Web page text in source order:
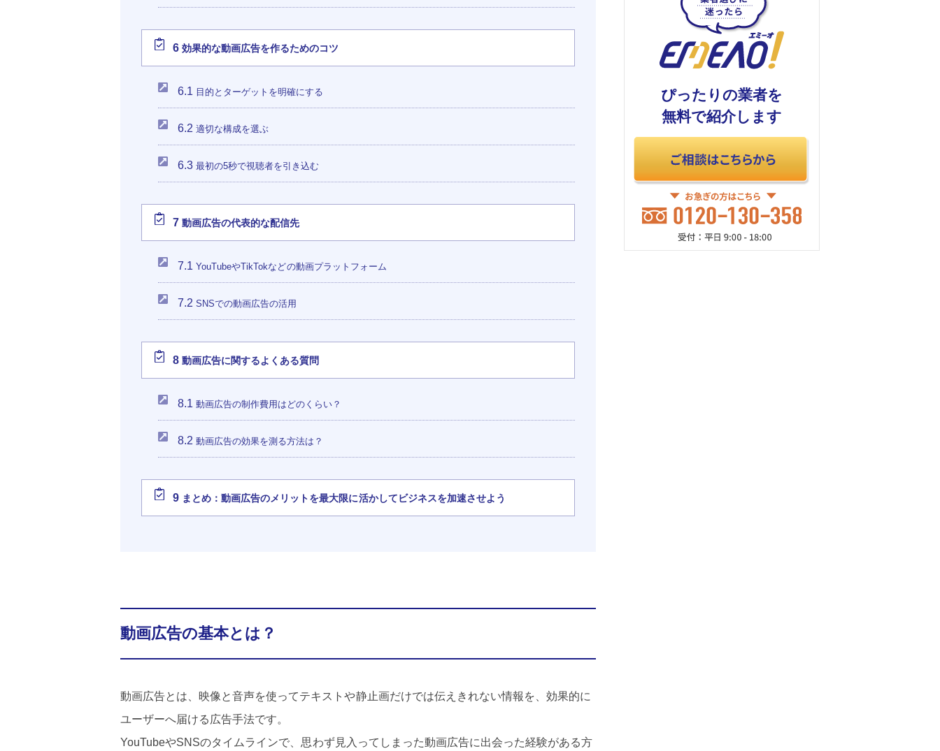
6 効果的な動画広告を作るためのコツ
6.1 目的とターゲットを明確にする
6.2 適切な構成を選ぶ
6.3 最初の5秒で視聴者を引き込む
7 動画広告の代表的な配信先
7.1 YouTubeやTikTokなどの動画プラットフォーム
7.2 SNSでの動画広告の活用
8 動画広告に関するよくある質問
8.1 動画広告の制作費用はどのくらい？
8.2 動画広告の効果を測る方法は？
9 まとめ：動画広告のメリットを最大限に活かしてビジネスを加速させよう
動画広告の基本とは？
動画広告とは、映像と音声を使ってテキストや静止画だけでは伝えきれない情報を、効果的に
ユーザーへ届ける広告手法です。
YouTubeやSNSのタイムラインで、思わず見入ってしまった動画広告に出会った経験がある方
ぴったりの業者を
無料で紹介します